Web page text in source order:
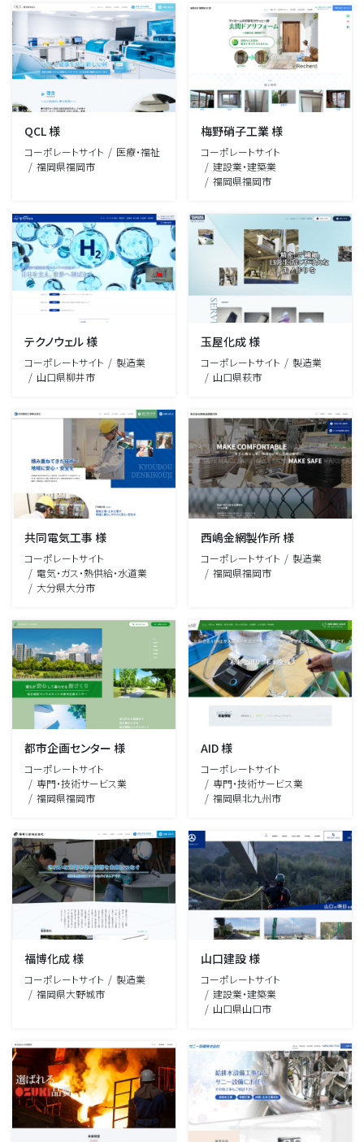
QCL 様
コーポレートサイト
医療・福祉
福岡県福岡市
梅野硝子工業 様
コーポレートサイト
建設業・建築業
福岡県福岡市
テクノウェル 様
コーポレートサイト
製造業
山口県柳井市
玉屋化成 様
コーポレートサイト
製造業
山口県萩市
共同電気工事 様
コーポレートサイト
電気・ガス・熱供給・水道業
大分県大分市
西嶋金網製作所 様
コーポレートサイト
製造業
福岡県福岡市
都市企画センター 様
コーポレートサイト
専門・技術サービス業
福岡県福岡市
AID 様
コーポレートサイト
専門・技術サービス業
福岡県北九州市
福博化成 様
コーポレートサイト
製造業
福岡県大野城市
山口建設 様
コーポレートサイト
建設業・建築業
山口県山口市